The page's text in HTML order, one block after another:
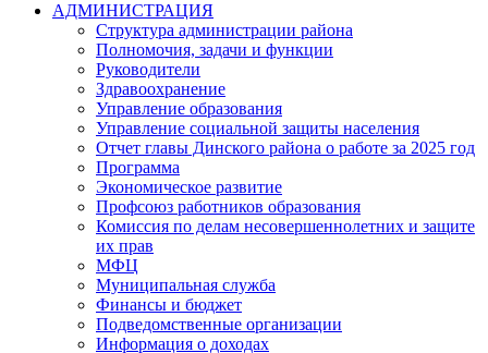
АДМИНИСТРАЦИЯ
Структура администрации района
Полномочия, задачи и функции
Руководители
Здравоохранение
Управление образования
Управление социальной защиты населения
Отчет главы Динского района о работе за 2025 год
Программа
Экономическое развитие
Профсоюз работников образования
Комиссия по делам несовершеннолетних и защите
их прав
МФЦ
Муниципальная служба
Финансы и бюджет
Подведомственные организации
Информация о доходах